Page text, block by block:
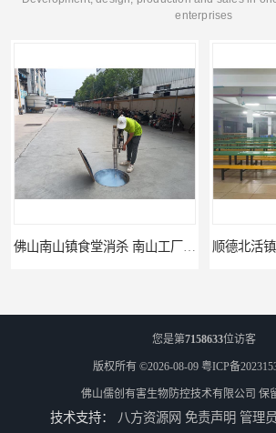
enterprises
您是第7158633位访客
版权所有 ©2026-08-09 粤ICP备
佛山儒创有害生物防控技术有限公司 保
技术支持： 八方资源网 免责声明 管理